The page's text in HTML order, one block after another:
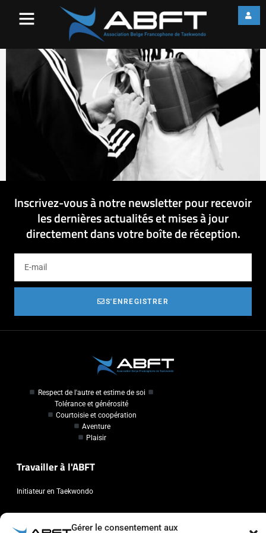
Gérer le consentement aux
Inscrivez-vous à notre newsletter pour recevoir
les dernières actualités et mises à jour
directement dans votre boîte de réception.
S'ENREGISTRER
Respect de l'autre et estime de soi
Tolérance et générosité
Courtoisie et coopération
Aventure
Plaisir
Travailler à l'ABFT
Initiateur en Taekwondo